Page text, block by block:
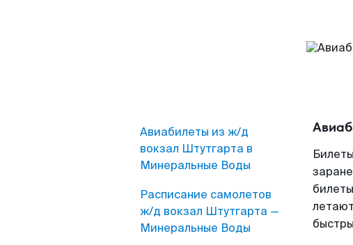
Авиабилеты из ж/д
вокзал Штутгарта в
Минеральные Воды
Расписание самолетов
ж/д вокзал Штутгарта —
Минеральные Воды